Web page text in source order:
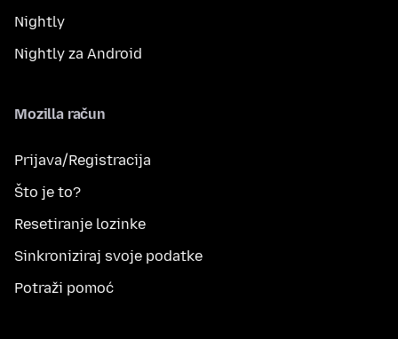
Nightly
Nightly za Android
Mozilla račun
Prijava/Registracija
Što je to?
Resetiranje lozinke
Sinkroniziraj svoje podatke
Potraži pomoć